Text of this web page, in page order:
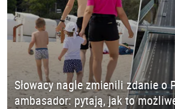
Słowacy nagle zmienili zdanie o
ambasador: pytają, jak to